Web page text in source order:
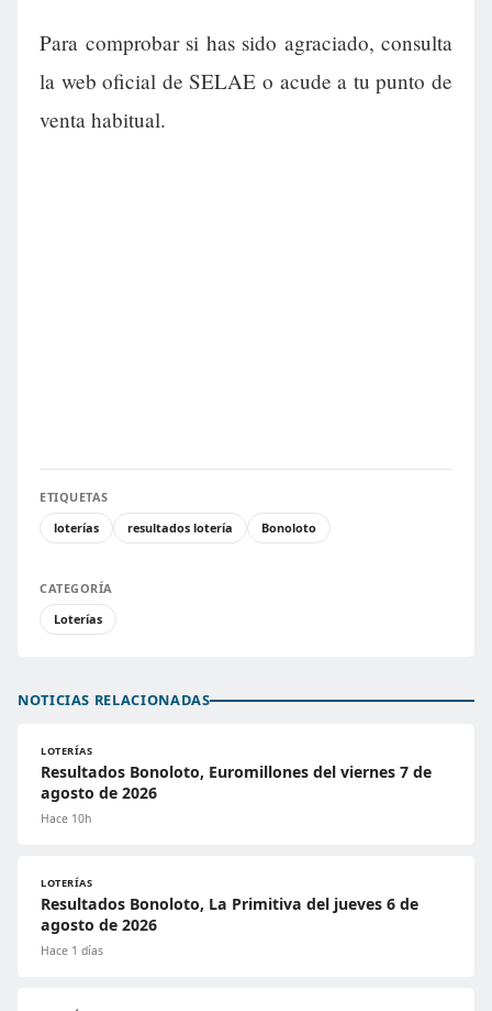
Para comprobar si has sido agraciado, consulta
la web oficial de SELAE o acude a tu punto de
venta habitual.
ETIQUETAS
loterías
resultados lotería Bonoloto
CATEGORÍA
Loterías
NOTICIAS RELACIONADAS
LOTERÍAS
Resultados Bonoloto, Euromillones del viernes 7 de
agosto de 2026
Hace 10h
LOTERÍAS
Resultados Bonoloto, La Primitiva del jueves 6 de
agosto de 2026
Hace 1 días